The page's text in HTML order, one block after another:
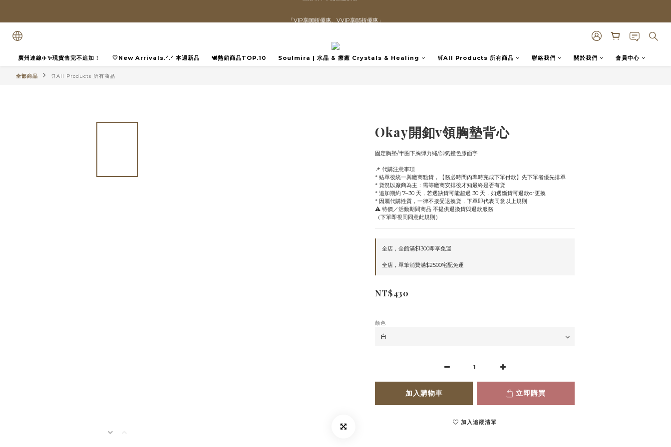
直播喊單享更優惠價格！！
廣州連線✈️✨現貨售完不追加！ 🤍New Arrivals.ᐟ.ᐟ 本週新品 🕊️熱銷商品TOP.10 Soulmira | 水晶 & 療癒 Crystals & Healing 🛒All Products 所有商品 聯絡我們 關於我們 會員中心
全部商品 🛒All Products 所有商品
Okay開釦v領胸墊背心
固定胸墊/半圈下胸彈力繩/帥氣撞色膠面字
📌 代購注意事項
* 結單後統一與廠商點貨，【務必時間內準時完成下單付款】先下單者優先排單
* 貨況以廠商為主：需等廠商安排後才知最終是否有貨
* 追加期約 7–30 天，若遇缺貨可能超過 30 天，如遇斷貨可退款or更換
* 因屬代購性質，一律不接受退換貨，下單即代表同意以上規則
⚠️ 特價／活動期間商品 不提供退換貨與退款服務
（下單即視同同意此規則）
全店，全館滿$1300即享免運
全店，單筆消費滿$2500宅配免運
NT$430
顏色
加入購物車 立即購買
加入追蹤清單